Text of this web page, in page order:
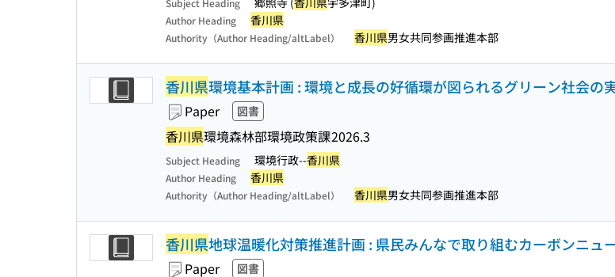
Subject Heading
Author Heading 香川県
Authority（Author Heading/altLabel） 香川県男女共同参画推進本部
香川県環境基本計画 : 環境と成長の好循環が図られるグリーン社会の
Paper 図書
香川県環境森林部環境政策課2026.3
Subject Heading 環境行政--香川県
Author Heading 香川県
Authority（Author Heading/altLabel） 香川県男女共同参画推進本部
香川県地球温暖化対策推進計画 : 県民みんなで取り組むカーボンニュ
Paper 図書